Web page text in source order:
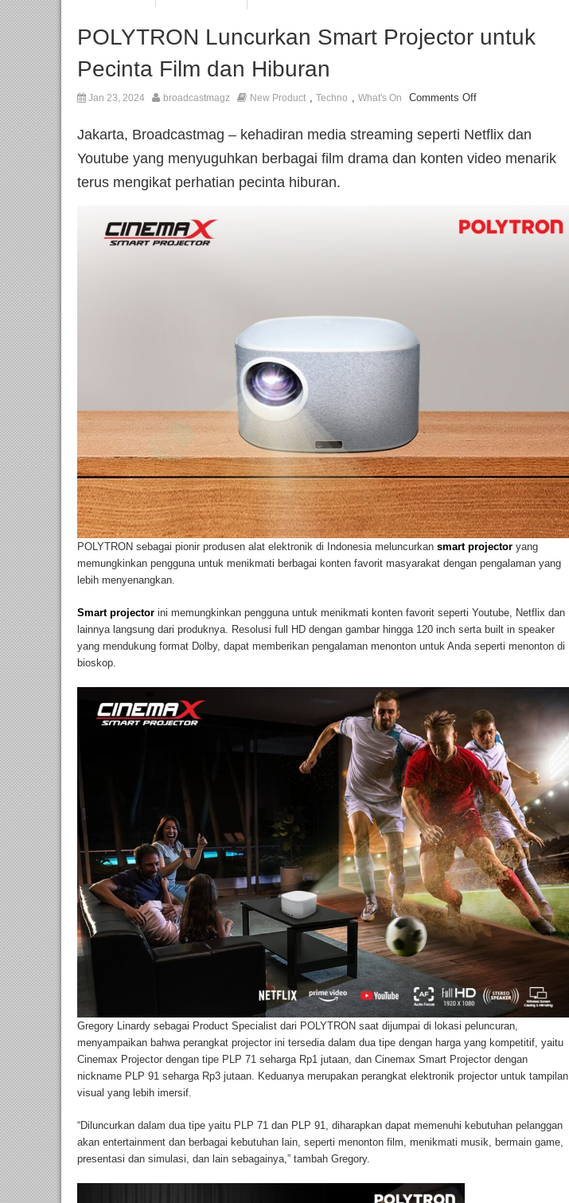
POLYTRON Luncurkan Smart Projector untuk
Pecinta Film dan Hiburan
Jan 23, 2024 broadcastmagz New Product , Techno , What's On Comments Off
Jakarta, Broadcastmag – kehadiran media streaming seperti Netflix dan
Youtube yang menyuguhkan berbagai film drama dan konten video menarik
terus mengikat perhatian pecinta hiburan.
POLYTRON sebagai pionir produsen alat elektronik di Indonesia meluncurkan smart projector yang
memungkinkan pengguna untuk menikmati berbagai konten favorit masyarakat dengan pengalaman yang
lebih menyenangkan.
Smart projector ini memungkinkan pengguna untuk menikmati konten favorit seperti Youtube, Netflix dan
lainnya langsung dari produknya. Resolusi full HD dengan gambar hingga 120 inch serta built in speaker
yang mendukung format Dolby, dapat memberikan pengalaman menonton untuk Anda seperti menonton di
bioskop.
Gregory Linardy sebagai Product Specialist dari POLYTRON saat dijumpai di lokasi peluncuran,
menyampaikan bahwa perangkat projector ini tersedia dalam dua tipe dengan harga yang kompetitif, yaitu
Cinemax Projector dengan tipe PLP 71 seharga Rp1 jutaan, dan Cinemax Smart Projector dengan
nickname PLP 91 seharga Rp3 jutaan. Keduanya merupakan perangkat elektronik projector untuk tampilan
visual yang lebih imersif.
“Diluncurkan dalam dua tipe yaitu PLP 71 dan PLP 91, diharapkan dapat memenuhi kebutuhan pelanggan
akan entertainment dan berbagai kebutuhan lain, seperti menonton film, menikmati musik, bermain game,
presentasi dan simulasi, dan lain sebagainya,” tambah Gregory.